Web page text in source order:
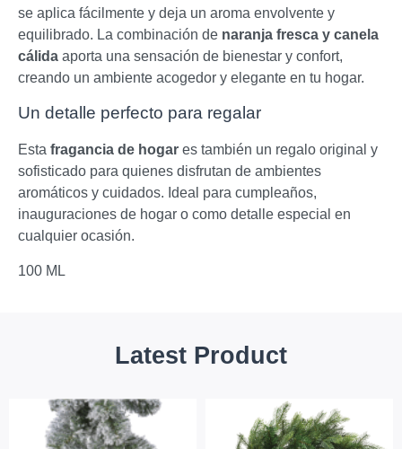
se aplica fácilmente y deja un aroma envolvente y
equilibrado. La combinación de naranja fresca y canela
cálida aporta una sensación de bienestar y confort,
creando un ambiente acogedor y elegante en tu hogar.
Un detalle perfecto para regalar
Esta fragancia de hogar es también un regalo original y
sofisticado para quienes disfrutan de ambientes
aromáticos y cuidados. Ideal para cumpleaños,
inauguraciones de hogar o como detalle especial en
cualquier ocasión.
100 ML
Latest Product